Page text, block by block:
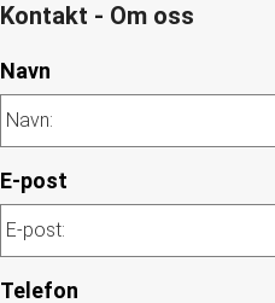
Kontakt - Om oss
Navn
E-post
Telefon